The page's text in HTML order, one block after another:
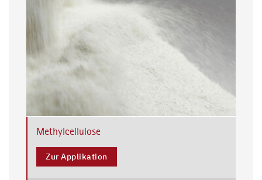
Methylcellulose
Zur Applikation